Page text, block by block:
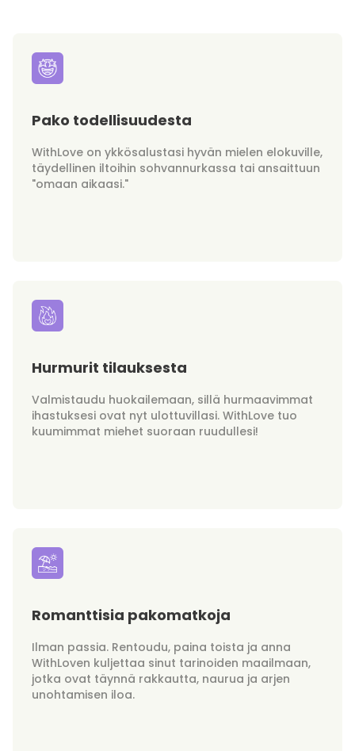
Pako todellisuudesta
WithLove on ykkösalustasi hyvän mielen elokuville,
täydellinen iltoihin sohvannurkassa tai ansaittuun
"omaan aikaasi."
Hurmurit tilauksesta
Valmistaudu huokailemaan, sillä hurmaavimmat
ihastuksesi ovat nyt ulottuvillasi. WithLove tuo
kuumimmat miehet suoraan ruudullesi!
Romanttisia pakomatkoja
Ilman passia. Rentoudu, paina toista ja anna
WithLoven kuljettaa sinut tarinoiden maailmaan,
jotka ovat täynnä rakkautta, naurua ja arjen
unohtamisen iloa.